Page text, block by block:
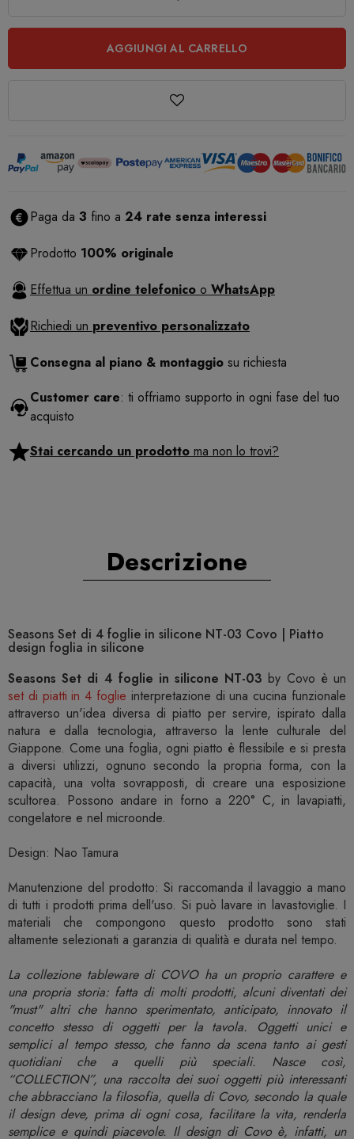
AGGIUNGI AL CARRELLO
Paga da 3 fino a 24 rate senza interessi
Prodotto 100% originale
Effettua un ordine telefonico o WhatsApp
Richiedi un preventivo personalizzato
Consegna al piano & montaggio su richiesta
Customer care: ti offriamo supporto in ogni fase del tuo
acquisto
Stai cercando un prodotto ma non lo trovi?
Descrizione
Seasons Set di 4 foglie in silicone NT-03 Covo | Piatto
design foglia in silicone
Seasons Set di 4 foglie in silicone NT-03 by Covo è un
set di piatti in 4 foglie interpretazione di una cucina funzionale
attraverso un'idea diversa di piatto per servire, ispirato dalla
natura e dalla tecnologia, attraverso la lente culturale del
Giappone. Come una foglia, ogni piatto è flessibile e si presta
a diversi utilizzi, ognuno secondo la propria forma, con la
capacità, una volta sovrapposti, di creare una esposizione
scultorea. Possono andare in forno a 220° C, in lavapiatti,
congelatore e nel microonde.
Design: Nao Tamura
Manutenzione del prodotto: Si raccomanda il lavaggio a mano
di tutti i prodotti prima dell'uso. Si può lavare in lavastoviglie. I
materiali che compongono questo prodotto sono stati
altamente selezionati a garanzia di qualità e durata nel tempo.
La collezione tableware di COVO ha un proprio carattere e
una propria storia: fatta di molti prodotti, alcuni diventati dei
"must" altri che hanno sperimentato, anticipato, innovato il
concetto stesso di oggetti per la tavola. Oggetti unici e
semplici al tempo stesso, che fanno da scena tanto ai gesti
quotidiani che a quelli più speciali. Nasce così,
“COLLECTION”, una raccolta dei suoi oggetti più interessanti
che abbracciano la filosofia, quella di Covo, secondo la quale
il design deve, prima di ogni cosa, facilitare la vita, renderla
semplice e quindi piacevole. Il design di Covo è, infatti, un